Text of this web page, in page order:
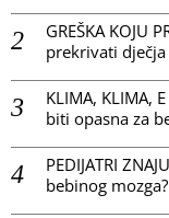
GREŠKA KOJU
prekrivati
KLIMA, KLIMA,
biti opasna za
PEDIJATRI
bebinog mozga?